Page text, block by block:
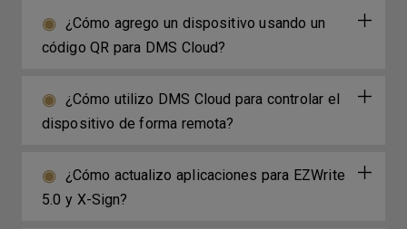
¿Cómo agrego un dispositivo usando un
código QR para DMS Cloud?
¿Cómo utilizo DMS Cloud para controlar el
dispositivo de forma remota?
¿Cómo actualizo aplicaciones para EZWrite
5.0 y X-Sign?